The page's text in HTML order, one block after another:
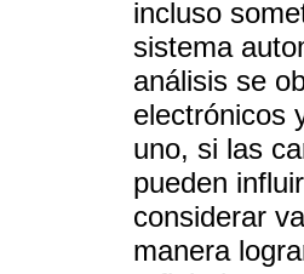
incluso
sistema
análisis se
electrónicos
uno, si las
pueden
considerar
manera